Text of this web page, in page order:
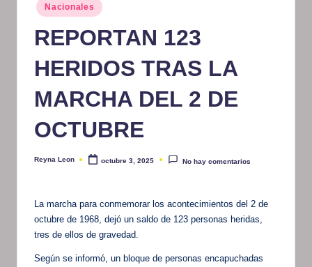
m
at
iv
o
Publicado
en
Nacionales
REPORTAN 123
HERIDOS TRAS LA
MARCHA DEL 2 DE
OCTUBRE
Publicado
Reyna Leon octubre 3, 2025 No hay comentarios
La marcha para conmemorar los acontecimientos del 2 de
octubre de 1968, dejó un saldo de 123 personas heridas,
tres de ellos de gravedad.
Según se informó, un bloque de personas encapuchadas